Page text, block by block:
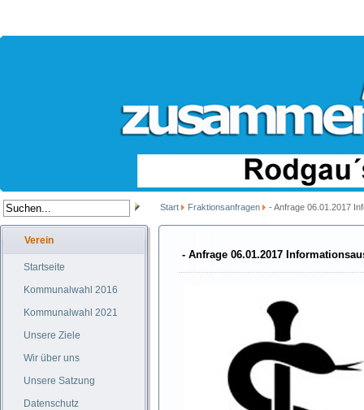
Start Fraktionsanfragen - Anfrage 06.01.2017
Verein
Startseite
Kommunalwahl 2016
Kommunalwahl 2021
Unsere Ziele
Wir über uns
Unsere Satzung
Datenschutz
- Anfrage 06.01.2017